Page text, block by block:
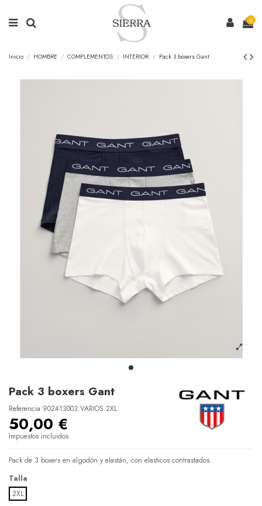
0
Inicio HOMBRE COMPLEMENTOS INTERIOR Pack 3 boxers Gant
Pack 3 boxers Gant
Referencia 902413003.VARIOS.2XL
50,00 €
Impuestos incluidos
Pack de 3 boxers en algodón y elastán, con elasticos contrastados.
Talla
2XL